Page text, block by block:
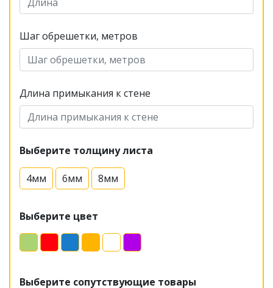
Шаг обрешетки, метров
Длина примыкания к стене
Выберите толщину листа
4мм 6мм 8мм
Выберите цвет
Выберите сопутствующие товары